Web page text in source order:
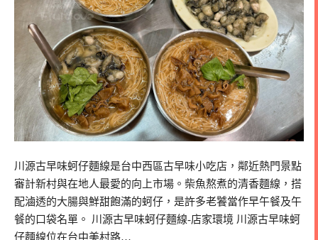
川源古早味蚵仔麵線是台中西區古早味小吃店，鄰近熱門景點
審計新村與在地人最愛的向上市場。柴魚熬煮的清香麵線，搭
配滷透的大腸與鮮甜飽滿的蚵仔，是許多老饕當作早午餐及午
餐的口袋名單。 川源古早味蚵仔麵線-店家環境 川源古早味蚵
仔麵線位在台中美村路…